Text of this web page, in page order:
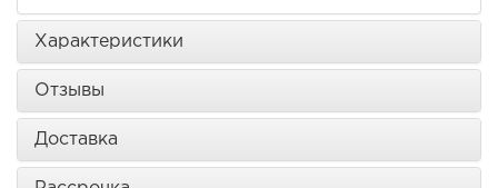
Характеристики
Отзывы
Доставка